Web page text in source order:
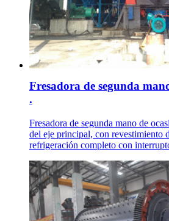
Fresadora de segunda
.
Fresadora de segunda mano de
del eje principal, con revestimiento
refrigeración completo con